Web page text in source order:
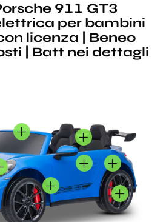
911 GT3
per bambini
licenza | Beneo
| Batt nei dettagli